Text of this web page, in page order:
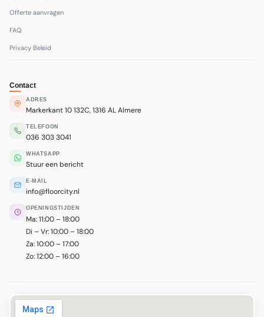
Offerte aanvragen
FAQ
Privacy Beleid
Contact
ADRES
Markerkant 10 132C, 1316 AL Almere
TELEFOON
036 303 3041
WHATSAPP
Stuur een bericht
E-MAIL
info@floorcity.nl
OPENINGSTIJDEN
Ma: 11:00 – 18:00
Di – Vr: 10:00 – 18:00
Za: 10:00 – 17:00
Zo: 12:00 – 16:00